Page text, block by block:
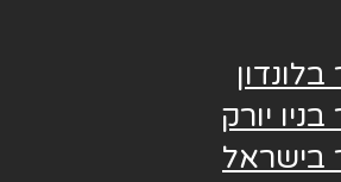
יורק
בישראל